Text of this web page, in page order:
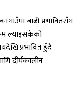
बाढी प्रभावितसँग
ल्याइसकेको
प्रभावित हुँदै
दीर्घकालीन